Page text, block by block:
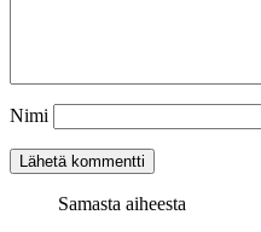
Nimi
Samasta aiheesta